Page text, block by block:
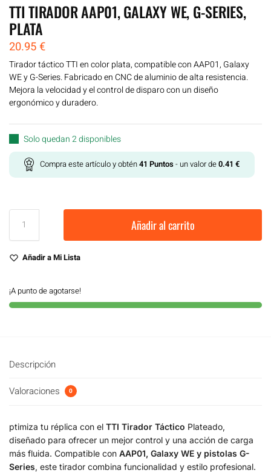
TTI TIRADOR AAP01, GALAXY WE, G-SERIES,
PLATA
20.95€
Tirador táctico TTI en color plata, compatible con AAP01, Galaxy
WE y G-Series. Fabricado en CNC de aluminio de alta resistencia.
Mejora la velocidad y el control de disparo con un diseño
ergonómico y duradero.
Solo quedan 2 disponibles
Compra este artículo y obtén41 Puntos - un valor de0.41 €
Añadir al carrito
Añadir a Mi Lista
¡A punto de agotarse!
Descripción
Valoraciones 0
ptimiza tu réplica con el TTI Tirador Táctico Plateado,
diseñado para ofrecer un mejor control y una acción de carga
más fluida. Compatible con AAP01, Galaxy WE y pistolas G-
Series, este tirador combina funcionalidad y estilo profesional.